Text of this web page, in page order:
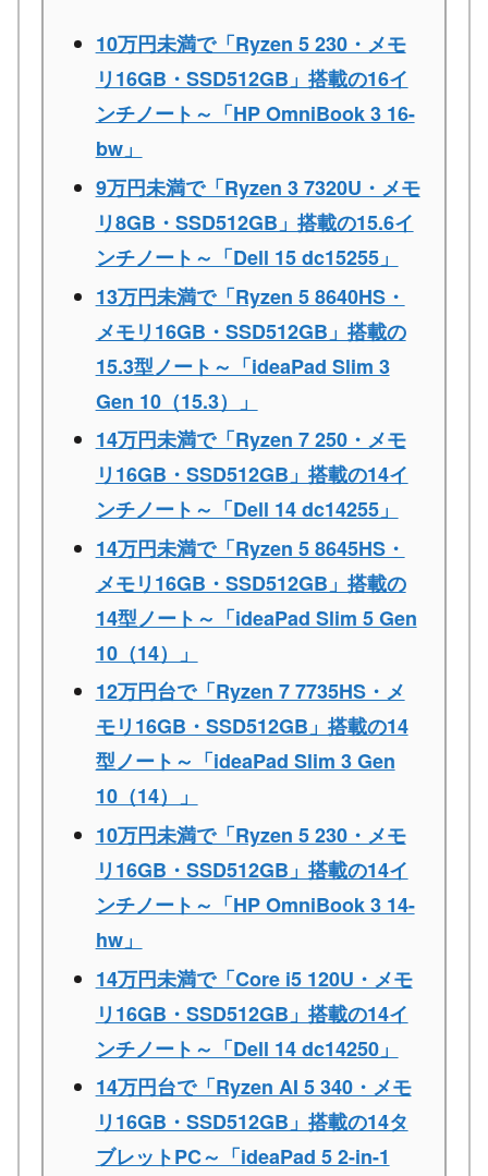
10万円未満で「Ryzen 5 230・メモ
リ16GB・SSD512GB」搭載の16イ
ンチノート～「HP OmniBook 3 16-
bw」
9万円未満で「Ryzen 3 7320U・メモ
リ8GB・SSD512GB」搭載の15.6イ
ンチノート～「Dell 15 dc15255」
13万円未満で「Ryzen 5 8640HS・
メモリ16GB・SSD512GB」搭載の
15.3型ノート～「ideaPad Slim 3
Gen 10（15.3）」
14万円未満で「Ryzen 7 250・メモ
リ16GB・SSD512GB」搭載の14イ
ンチノート～「Dell 14 dc14255」
14万円未満で「Ryzen 5 8645HS・
メモリ16GB・SSD512GB」搭載の
14型ノート～「ideaPad Slim 5 Gen
10（14）」
12万円台で「Ryzen 7 7735HS・メ
モリ16GB・SSD512GB」搭載の14
型ノート～「ideaPad Slim 3 Gen
10（14）」
10万円未満で「Ryzen 5 230・メモ
リ16GB・SSD512GB」搭載の14イ
ンチノート～「HP OmniBook 3 14-
hw」
14万円未満で「Core i5 120U・メモ
リ16GB・SSD512GB」搭載の14イ
ンチノート～「Dell 14 dc14250」
14万円台で「Ryzen AI 5 340・メモ
リ16GB・SSD512GB」搭載の14タ
ブレットPC～「ideaPad 5 2-in-1